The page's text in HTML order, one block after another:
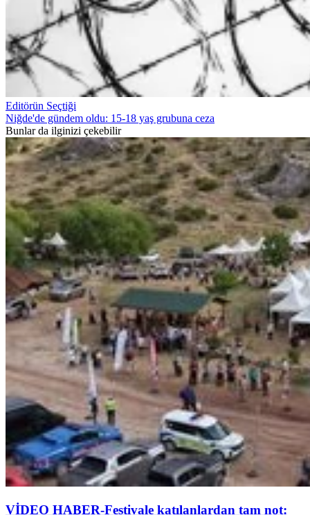
Editörün Seçtiği
Niğde'de gündem oldu: 15-18 yaş grubuna ceza
Bunlar da ilginizi çekebilir
VİDEO HABER-Festivale katılanlardan tam not: